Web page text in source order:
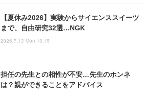
【夏休み2026】実験からサイエンススイーツ
まで、自由研究32選…NGK
2026.7.13 Mon 10:15
担任の先生との相性が不安…先生のホンネ
は？親ができることをアドバイス